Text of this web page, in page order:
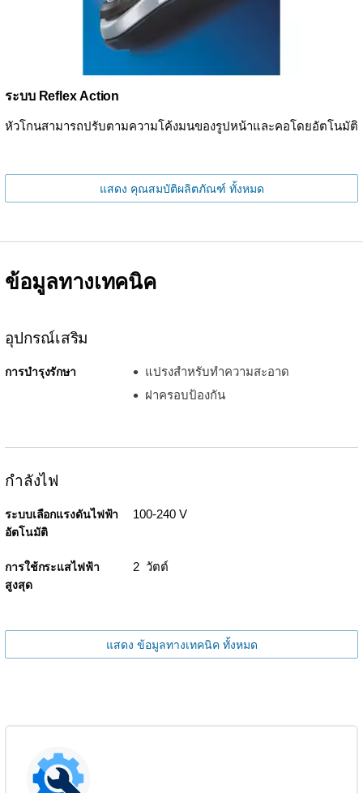
ระบบ Reflex Action
หัวโกนสามารถปรับตามความโค้งมนของรูปหน้าและคอโดยอัตโนมัติ
แสดง คุณสมบัติผลิตภัณฑ์ ทั้งหมด
ข้อมูลทางเทคนิค
อุปกรณ์เสริม
การบำรุงรักษา
แปรงสำหรับทำความสะอาด
ฝาครอบป้องกัน
กำลังไฟ
ระบบเลือกแรงดันไฟฟ้า
อัตโนมัติ
100-240 V
การใช้กระแสไฟฟ้า
สูงสุด
2 วัตต์
แสดง ข้อมูลทางเทคนิค ทั้งหมด